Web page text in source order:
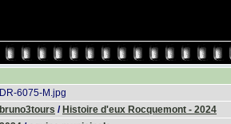
DR-6075-M.jpg
bruno3tours / Histoire d'eux Rocquemont - 2024